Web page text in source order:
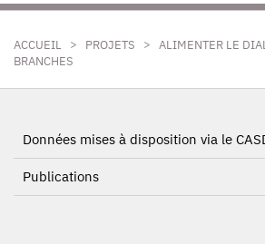
ACCUEIL > PROJETS > ALIMENTER LE
BRANCHES
Données mises à disposition via le
Publications